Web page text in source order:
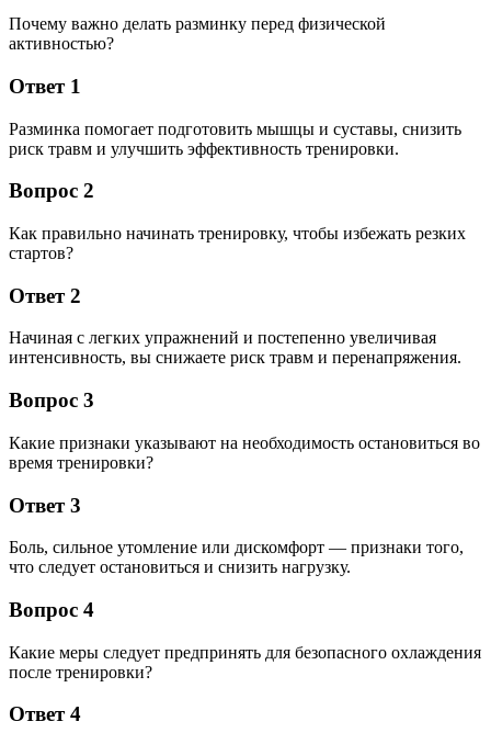
Почему важно делать разминку перед физической
активностью?
Ответ 1
Разминка помогает подготовить мышцы и суставы, снизить
риск травм и улучшить эффективность тренировки.
Вопрос 2
Как правильно начинать тренировку, чтобы избежать резких
стартов?
Ответ 2
Начиная с легких упражнений и постепенно увеличивая
интенсивность, вы снижаете риск травм и перенапряжения.
Вопрос 3
Какие признаки указывают на необходимость остановиться во
время тренировки?
Ответ 3
Боль, сильное утомление или дискомфорт — признаки того,
что следует остановиться и снизить нагрузку.
Вопрос 4
Какие меры следует предпринять для безопасного охлаждения
после тренировки?
Ответ 4